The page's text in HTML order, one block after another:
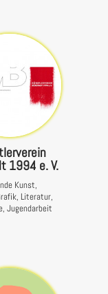
1994 e. V.
Kunst,
Literatur,
Jugendarbeit